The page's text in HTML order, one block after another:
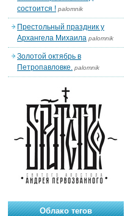
состоится ! palomnik
Престольный праздник у
Архангела Михаила palomnik
Золотой октябрь в
Петропавловке. palomnik
Облако тегов